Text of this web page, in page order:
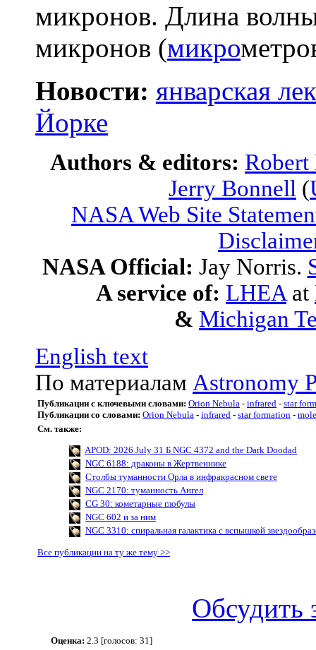
микронов. Длина
микронов (микро
Новости: январская
Йорке
Authors & editors:
Jerry Bonnell (
NASA Web Site
NASA Official: Jay Norris.
A service of: LHEA at
& Michigan
English text
По материалам Astronomy
Публикации с ключевыми словами: Orion Nebula - infrared - star
Публикации со словами: Orion Nebula - infrared - star formation -
См. также:
APOD: 2026 July 31 Б NGC 4372 and the Dark Doodad
NGC 6188: драконы в Жертвеннике
Столбы туманности Орла в инфракрасном свете
NGC 2170: туманность Ангел
CG 30: кометарные глобулы
NGC 602 и за ним
NGC 3310: спиральная галактика с вспышкой
Все публикации на ту же тему >>
Обсудить
Оценка: 2.3 [голосов: 31]